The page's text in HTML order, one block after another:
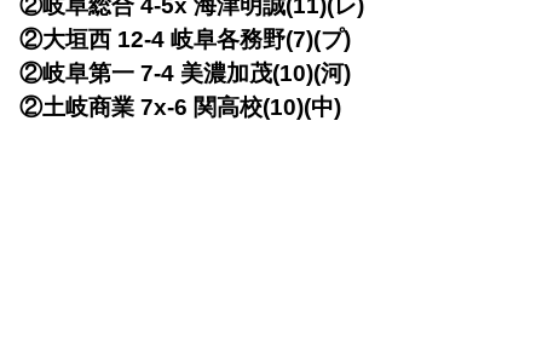
②大垣西 12-4 岐阜各務野(7)(プ)
②岐阜第一 7-4 美濃加茂(10)(河)
②土岐商業 7x-6 関高校(10)(中)